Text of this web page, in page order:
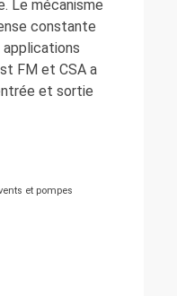
Le mécanisme
constante
FM et CSA a
et sortie
et pompes